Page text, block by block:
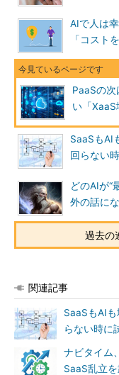
AIで人は
「コスト
PaaSの
い「XaaS
SaaSもAI
回らない
どのAIが“
外の話に
過去の
関連記事
SaaSもAI
らない時に
ナビタイム
SaaS乱立